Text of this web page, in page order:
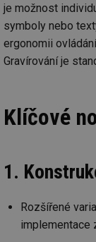
je možnost
symboly nebo
ergonomii
Gravírování je
Klíčové
1.
Rozšířené
implementace